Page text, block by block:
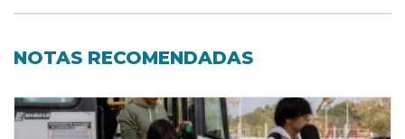
NOTAS RECOMENDADAS